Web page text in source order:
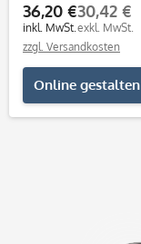
36,20 €
inkl. MwSt.
30,42 €
exkl. MwSt.
zzgl. Versandkosten
Online gestalten